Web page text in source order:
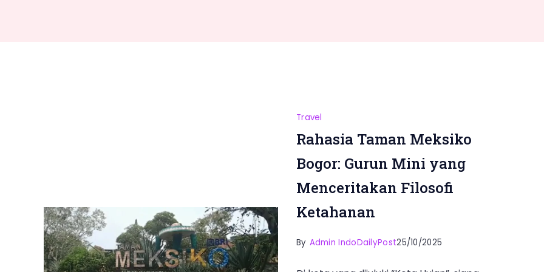
Travel
Rahasia Taman Meksiko
Bogor: Gurun Mini yang
Menceritakan Filosofi
Ketahanan
By Admin IndoDailyPost25/10/2025